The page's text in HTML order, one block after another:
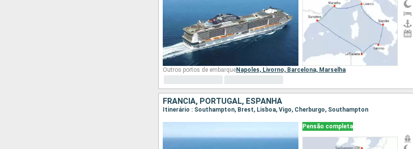
Outros portos de embarqueNapoles, Livorno, Barcelona, Marselha
FRANCIA, PORTUGAL, ESPANHA
Itinerário : Southampton, Brest, Lisboa, Vigo, Cherburgo, Southampton
Pensão completa